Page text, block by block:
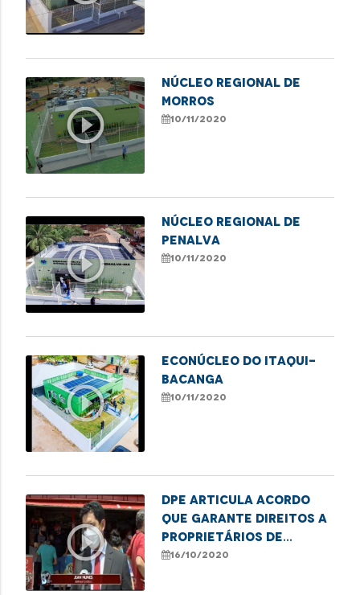
play_circle_outline
Núcleo Regional de
Morros
10/11/2020
play_circle_outline
Núcleo Regional de
Penalva
10/11/2020
play_circle_outline
Econúcleo do Itaqui-
Bacanga
10/11/2020
play_circle_outline
DPE articula acordo
que garante direitos a
proprietários de
bancas de revistas a
16/10/2020